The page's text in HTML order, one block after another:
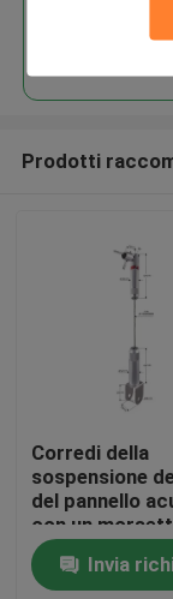
Prodotti
Video
Prodotti
Corredi della
sospensione
del pannello
con un
YW86484 di
dimensione di
Invia